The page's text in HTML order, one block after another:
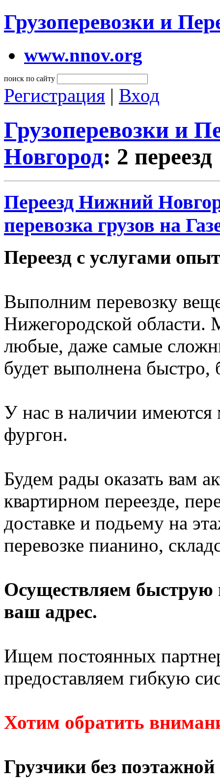
Грузоперевозки и
www.nnov.org
поиск по сайту
Регистрация | Вход
Грузоперевозки и
Новгород: 2 переезд
Переезд Нижний
перевозка грузов на
Переезд с услугами
Выполним перевозку
Нижегородской
любые, даже самые
будет выполнена быстро,
У нас в наличии
фургон.
Будем рады оказать вам
квартирном переезде,
доставке и подьему на
перевозке пианино,
Осуществляем быструю
ваш адрес.
Ищем постоянных
предоставляем гибкую
Хотим обратить
Грузчики без